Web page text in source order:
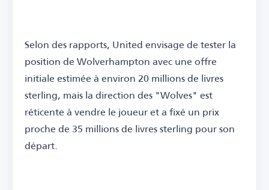
Selon des rapports, United envisage de tester la
position de Wolverhampton avec une offre
initiale estimée à environ 20 millions de livres
sterling, mais la direction des "Wolves" est
réticente à vendre le joueur et a fixé un prix
proche de 35 millions de livres sterling pour son
départ.